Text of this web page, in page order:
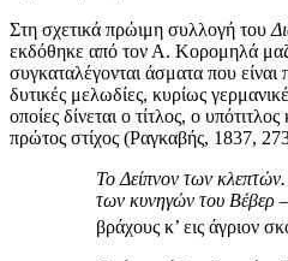
Στη σχετικά πρώιμη συλλογή του
εκδόθηκε από τον Α. Κορομηλά
συγκαταλέγονται άσματα που
δυτικές μελωδίες, κυρίως
οποίες δίνεται ο τίτλος, ο
πρώτος στίχος (Ραγκαβής, 1837,
Το Δείπνον των κλεπτών.
των κυνηγών του Βέβερ
βράχους κ’ εις άγριον